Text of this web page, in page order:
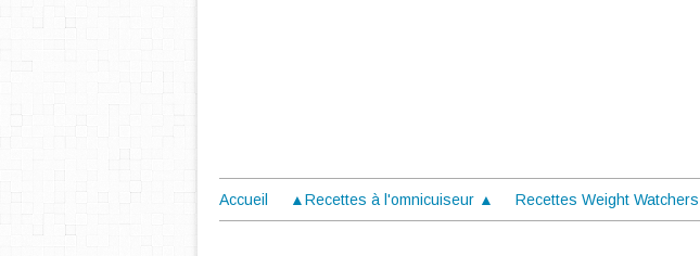
Accueil ▲Recettes à l'omnicuiseur ▲ Recettes Weight